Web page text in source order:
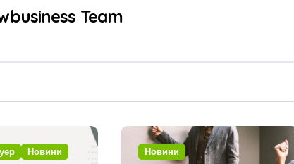
Team
Новини Новини